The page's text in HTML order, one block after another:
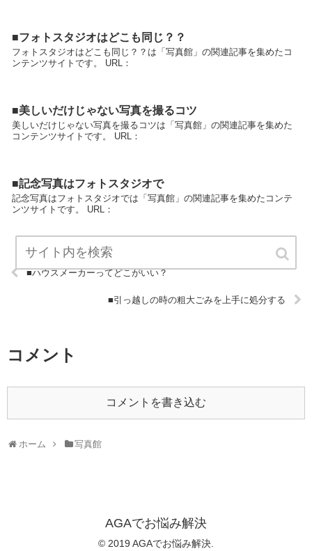
■フォトスタジオはどこも同じ？？
フォトスタジオはどこも同じ？？は「写真館」の関連記事を集めたコ
ンテンツサイトです。 URL：
■美しいだけじゃない写真を撮るコツ
美しいだけじゃない写真を撮るコツは「写真館」の関連記事を集めた
コンテンツサイトです。 URL：
■記念写真はフォトスタジオで
記念写真はフォトスタジオでは「写真館」の関連記事を集めたコンテ
ンツサイトです。 URL：
■ハウスメーカーってどこがいい？
■引っ越しの時の粗大ごみを上手に処分する
コメント
コメントを書き込む
ホーム 写真館
AGAでお悩み解決
© 2019 AGAでお悩み解決.